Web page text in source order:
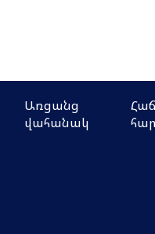
Առցանց
վահանակ